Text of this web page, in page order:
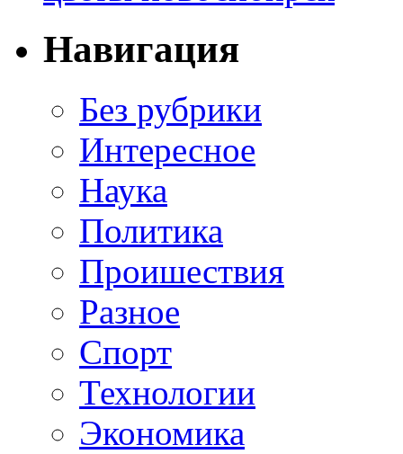
Навигация
Без рубрики
Интересное
Наука
Политика
Проишествия
Разное
Спорт
Технологии
Экономика